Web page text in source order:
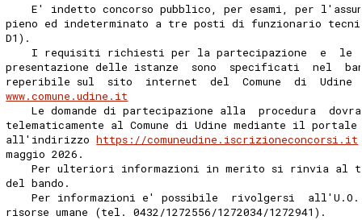
E' indetto concorso pubblico, per esami, per
pieno ed indeterminato a tre posti di funzionario
D1).
I requisiti richiesti per la partecipazione  e  le
presentazione delle istanze  sono  specificati  nel
reperibile sul  sito  internet  del  Comune  di
www.comune.udine.it
Le domande di partecipazione alla  procedura
telematicamente al Comune di Udine mediante il
all'indirizzo https://comuneudine.iscrizioneconcorsi.it
maggio 2026.
Per ulteriori informazioni in merito si rinvia al
del bando.
Per informazioni e' possibile  rivolgersi
risorse umane (tel. 0432/1272556/1272034/1272941).